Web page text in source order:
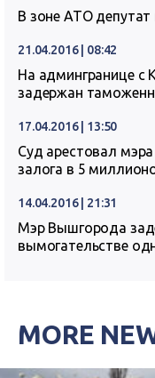
В зоне АТО
21.04.2016 | 08:42
На админгранице с
задержан
17.04.2016 | 13:50
Суд арестовал
залога в 5
14.04.2016 | 21:31
Мэр Вышгорода
вымогательстве
MORE